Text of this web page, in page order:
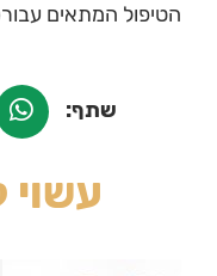
הטיפול המתאים
שתף:
ב-
עשוי